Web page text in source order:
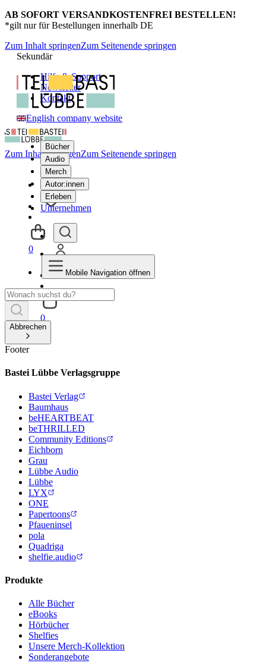
AB SOFORT VERSANDKOSTENFREI BESTELLEN!
*gilt nur für Bestellungen innerhalb DE
Zum Inhalt springenZum Seitenende springen
Sekundär
Hilfe & Support
Newsletter
Kontakt
English company website
Bücher
Audio
Merch
Autor:innen
Erleben
Unternehmen
0
Zum Inhalt springenZum Seitenende springen
0
Mobile Navigation öffnen
Abbrechen
Footer
Bastei Lübbe Verlagsgruppe
Bastei Verlag
Baumhaus
beHEARTBEAT
beTHRILLED
Community Editions
Eichborn
Grau
Lübbe Audio
Lübbe
LYX
ONE
Papertoons
Pfaueninsel
pola
Quadriga
shelfie.audio
Produkte
Alle Bücher
eBooks
Hörbücher
Shelfies
Unsere Merch-Kollektion
Sonderangebote